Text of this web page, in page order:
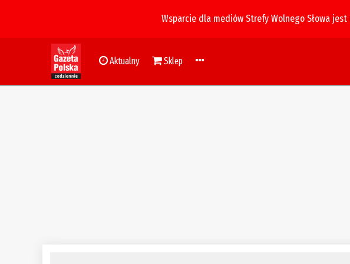
Wsparcie dla mediów Strefy Wolnego Słowa
Aktualny Sklep